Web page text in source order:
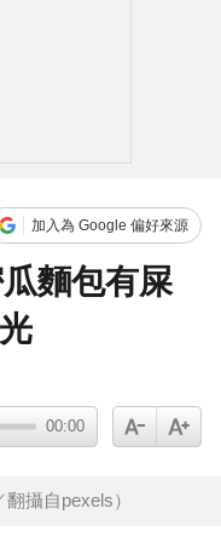
加入為 Google 偏好來源
麵包有屎
00:00
攝自pexels）